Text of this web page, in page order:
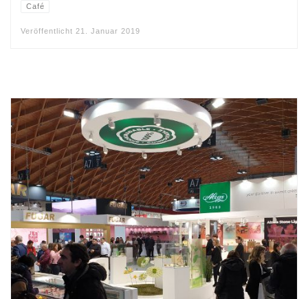
Café
Veröffentlicht 21. Januar 2019